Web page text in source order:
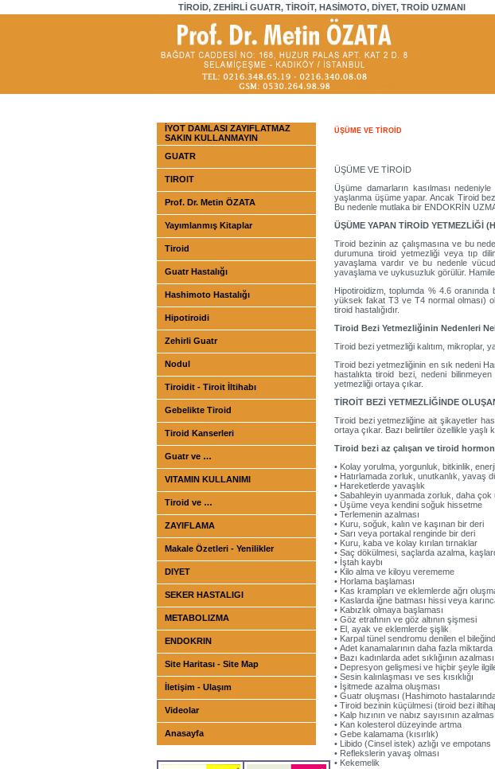
TİROİD, ZEHİRLİ GUATR, TİROİT, HASİMOTO, DİYET, TROİD UZMANI
İYOT DAMLASI ZAYIFLATMAZ
SAKIN KULLANMAYIN
GUATR
TIROIT
Prof. Dr. Metin ÖZATA
Yayımlanmış Kitaplar
Tiroid
Guatr Hastalığı
Hashimoto Hastalığı
Hipotiroidi
Zehirli Guatr
Nodul
Tiroidit - Tiroit İltihabı
Gebelikte Tiroid
Tiroid Kanserleri
Guatr ve …
VITAMIN KULLANIMI
Tiroid ve …
ZAYIFLAMA
Makale Özetleri - Yenilikler
DIYET
SEKER HASTALIGI
METABOLIZMA
ENDOKRIN
Site Haritası - Site Map
İletişim - Ulaşım
Videolar
Anasayfa
ÜŞÜME VE TİROİD
ÜŞÜME VE TİROİD
Üşüme damarların kasılması
yaşlanma üşüme yapar. Ancak Tiroid
Bu nedenle mutlaka bir ENDOKRİN
ÜŞÜME YAPAN TİROİD YETMEZLİĞİ
Tiroid bezinin az çalışmasına ve bu
durumuna tiroid yetmezliği veya tıp
yavaşlama vardır ve bu nedenle
yavaşlama ve uykusuzluk görülür.
Hipotiroidizm, toplumda % 4.6
yüksek fakat T3 ve T4 normal olması)
tiroid hastalığıdır.
Tiroid Bezi Yetmezliğinin Nedenleri
Tiroid bezi yetmezliği kalıtım, mikroplar,
Tiroid bezi yetmezliğinin en sık nedeni
hastalıkta tiroid bezi, nedeni
yetmezliği ortaya çıkar.
TİROİT BEZİ YETMEZLİĞİNDE
Tiroid bezi yetmezliğine ait şikayetler
ortaya çıkar. Bazı belirtiler özellikle yaşlı
Tiroid bezi az çalışan ve tiroid
• Kolay yorulma, yorgunluk, bitkinlik, enerji
• Hatırlamada zorluk, unutkanlık, yavaş
• Hareketlerde yavaşlık
• Sabahleyin uyanmada zorluk, daha
• Üşüme veya kendini soğuk hissetme
• Terlemenin azalması
• Kuru, soğuk, kalın ve kaşınan bir deri
• Sarı veya portakal renginde bir deri
• Kuru, kaba ve kolay kırılan tırnaklar
• Saç dökülmesi, saçlarda azalma,
• İştah kaybı
• Kilo alma ve kiloyu verememe
• Horlama başlaması
• Kas krampları ve eklemlerde ağrı
• Kaslarda iğne batması hissi veya
• Kabızlık olmaya başlaması
• Göz etrafının ve göz altının şişmesi
• El, ayak ve eklemlerde şişlik
• Karpal tünel sendromu denilen el
• Adet kanamalarının daha fazla
• Bazı kadınlarda adet sıklığının
• Depresyon gelişmesi ve hiçbir şeyle
• Sesin kalınlaşması ve ses kısıklığı
• İşitmede azalma oluşması
• Guatr oluşması (Hashimoto
• Tiroid bezinin küçülmesi (tiroid bezi
• Kalp hızının ve nabız sayısının azalması
• Kan kolesterol düzeyinde artma
• Gebe kalamama (kısırlık)
• Libido (Cinsel istek) azlığı ve empotans
• Reflekslerin yavaş olması
• Kekemelik